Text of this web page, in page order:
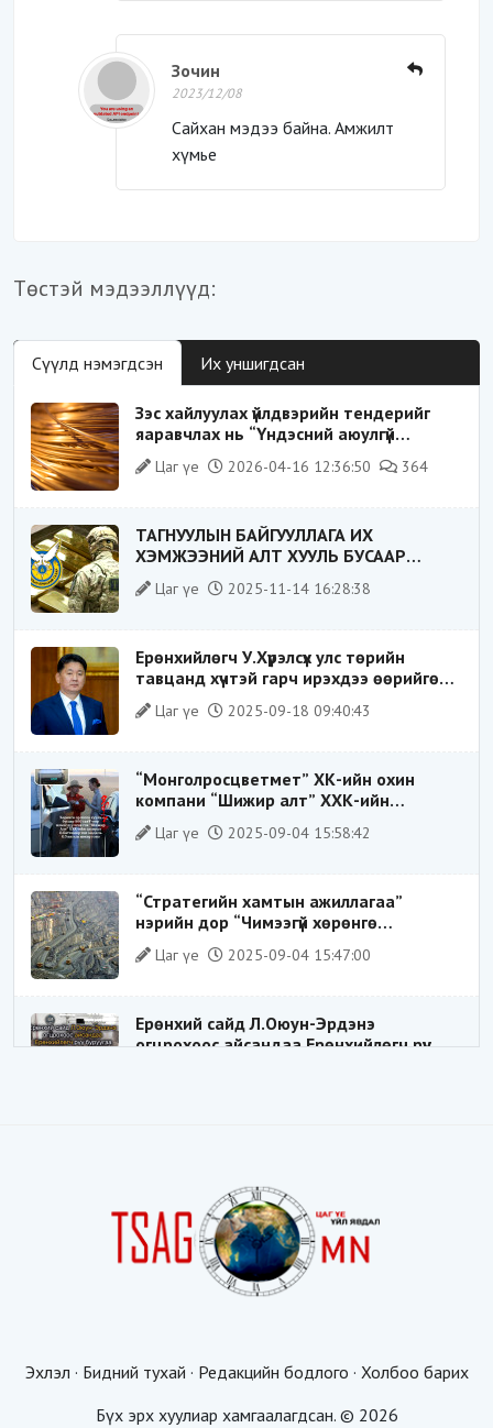
Зочин
2023/12/08
Сайхан мэдээ байна. Амжилт
хүмье
Төстэй мэдээллүүд:
Сүүлд нэмэгдсэн Их уншигдсан
Зэс хайлуулах үйлдвэрийн тендерийг
яаравчлах нь “Үндэсний аюулгүй
байдал“-д эрсдэлтэй юу?
Цаг үе 2026-04-16 12:36:50 364
ТАГНУУЛЫН БАЙГУУЛЛАГА ИХ
ХЭМЖЭЭНИЙ АЛТ ХУУЛЬ БУСААР
ХИЛЭЭР ГАРГАХ ГЭЖ БАЙСАН
ҮЙЛДЛИЙГ ТАСЛАН ЗОГСООЛОО
Цаг үе 2025-11-14 16:28:38
Ерөнхийлөгч У.Хүрэлсүх улс төрийн
тавцанд хүчтэй гарч ирэхдээ өөрийгөө
шударга ёсны төлөө тэмцэгч, “хуучин
тогтолцооны хонгилыг нураагч” гэсэн
Цаг үе 2025-09-18 09:40:43
“Монголросцветмет” ХК-ийн охин
компани “Шижир алт” ХХК-ийн
Гүйцэтгэх захирлаар ажиллаж байсан
О.Баттөмөрт холбогдох хэрэг хаашаа
Цаг үе 2025-09-04 15:58:42
“Стратегийн хамтын ажиллагаа”
нэрийн дор “Чимээгүй хөрөнгө
хуримтлал”
Цаг үе 2025-09-04 15:47:00
Ерөнхий сайд Л.Оюун-Эрдэнэ
огцрохоос айсандаа Ерөнхийлөгч рүү
Видёо: ХУУЛЬ ЗӨРЧИН СОНГОГДСОН
ХУУЛЬ ТОГТООГЧ
жуулчдыг татахгүй ээ, Д.Батсүх ээ
Эхлэл · Бидний тухай · Редакцийн бодлого · Холбоо барих
Бүх эрх хуулиар хамгаалагдсан. © 2026